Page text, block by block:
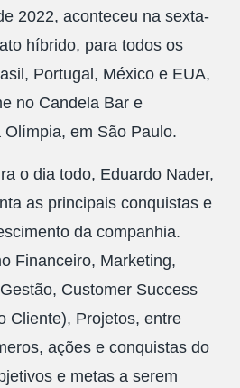
2022, aconteceu na sexta-
híbrido, para todos os
Portugal, México e EUA,
no Candela Bar e
em São Paulo.
o dia todo, Eduardo Nader,
as principais conquistas e
da companhia.
Financeiro, Marketing,
Customer Success
Cliente), Projetos, entre
ações e conquistas do
e metas a serem